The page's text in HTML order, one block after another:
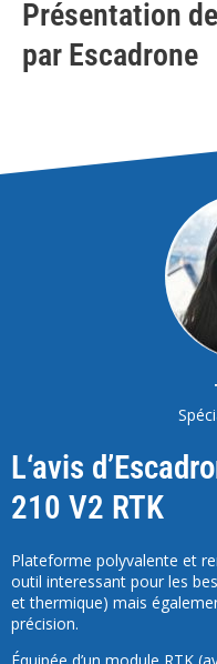
Présentation
par Escadrone
L‘avis
210 V2 RTK
Plateforme polyvalente et
outil interessant pour les
et thermique) mais
précision.